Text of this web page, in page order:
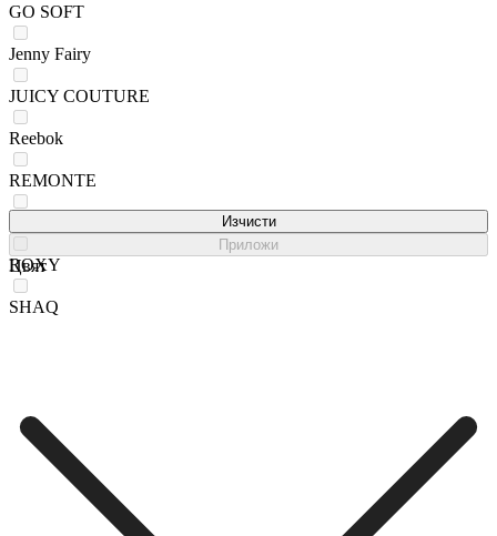
GO SOFT
Jenny Fairy
JUICY COUTURE
Reebok
REMONTE
ROXY
SHAQ
Изчисти
Приложи
Цвят